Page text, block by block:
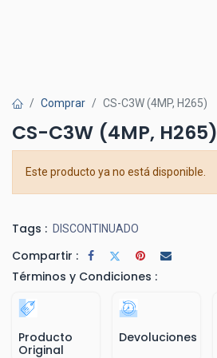
Comprar CS-C3W (4MP, H265)
CS-C3W (4MP, H265)
Este producto ya no está disponible.
Tags : DISCONTINUADO
Compartir :
Términos y Condiciones :
Producto
Original
Devoluciones